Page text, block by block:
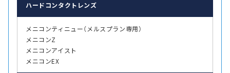
ハード コンタクトレンズ
メニコンティニュー（メルスプラン専用）
メニコンZ
メニコンアイスト
メニコンEX